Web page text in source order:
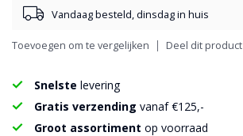
Vandaag besteld, dinsdag in huis
Toevoegen om te vergelijken Deel dit product
Snelste levering
Gratis verzending vanaf €125,-
Groot assortiment op voorraad